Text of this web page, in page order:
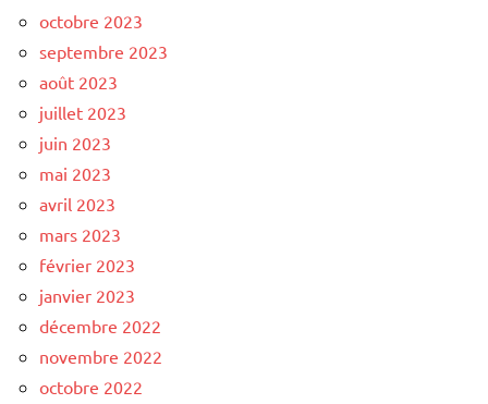
octobre 2023
septembre 2023
août 2023
juillet 2023
juin 2023
mai 2023
avril 2023
mars 2023
février 2023
janvier 2023
décembre 2022
novembre 2022
octobre 2022